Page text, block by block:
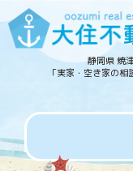
静岡県 焼
「実家・空き家の